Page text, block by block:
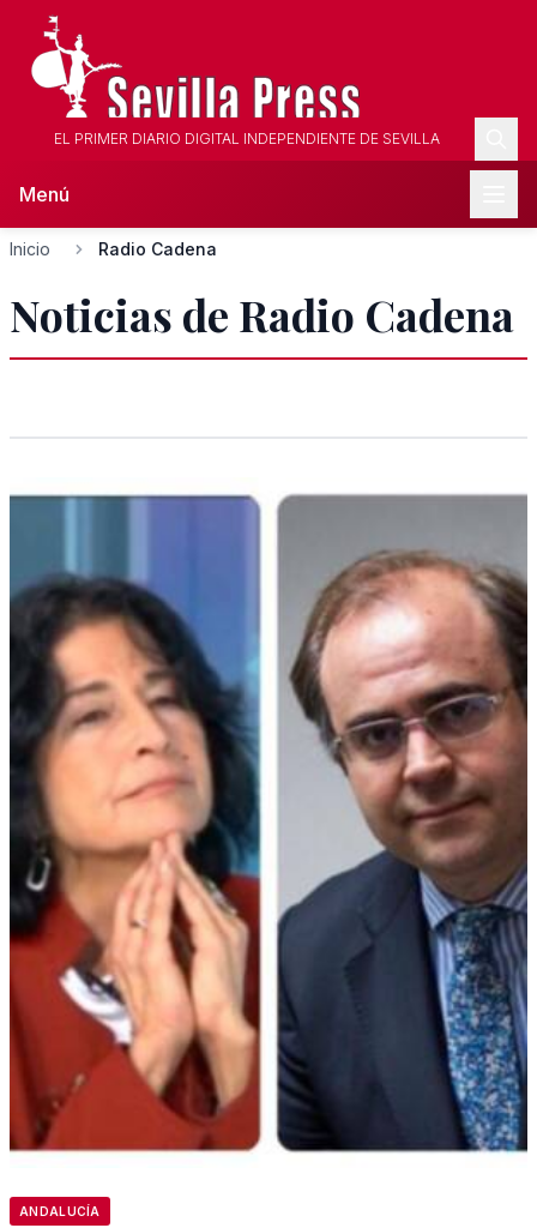
EL PRIMER DIARIO DIGITAL INDEPENDIENTE DE SEVILLA
Menú
Inicio Radio Cadena
Noticias de Radio Cadena
ANDALUCÍA